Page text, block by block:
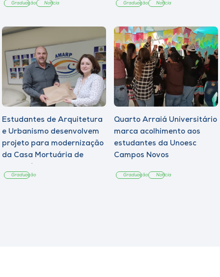
Graduação Notícia Graduação Notícia
Estudantes de Arquitetura
e Urbanismo desenvolvem
projeto para modernização
da Casa Mortuária de
Graduação
Quarto Arraiá Universitário
marca acolhimento aos
estudantes da Unoesc
Campos Novos
Graduação Notícia